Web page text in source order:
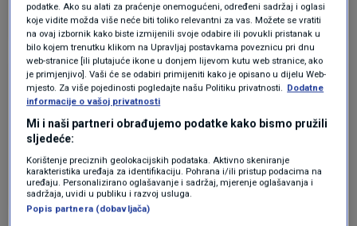
Odgovor
prije 3 mjeseci
Robin Hood
A koliki bi trebao tek bit zatvor u Hrvatskoj
odnosno koliko bi ih trebalo?
Odgovor
podatke. Ako su alati za praćenje onemogućeni, određeni sadržaj i oglasi
koje vidite možda više neće biti toliko relevantni za vas. Možete se vratiti
na ovaj izbornik kako biste izmijenili svoje odabire ili povukli pristanak u
bilo kojem trenutku klikom na Upravljaj postavkama poveznicu pri dnu
web-stranice [ili plutajuće ikone u donjem lijevom kutu web stranice, ako
je primjenjivo]. Vaši će se odabiri primijeniti kako je opisano u dijelu Web-
mjesto. Za više pojedinosti pogledajte našu Politiku privatnosti. Dodatne
informacije o vašoj privatnosti
Mi i naši partneri obrađujemo podatke kako bismo pružili
sljedeće:
Korištenje preciznih geolokacijskih podataka. Aktivno skeniranje
karakteristika uređaja za identifikaciju. Pohrana i/ili pristup podacima na
uređaju. Personalizirano oglašavanje i sadržaj, mjerenje oglašavanja i
sadržaja, uvidi u publiku i razvoj usluga.
Popis partnera (dobavljača)